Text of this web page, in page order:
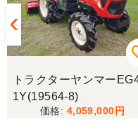
三重県／
写真と現物が違い
三重県／谷本勝美
こちらの、対応
トラクターヤンマー
1Y(19564-8)
4,059,000